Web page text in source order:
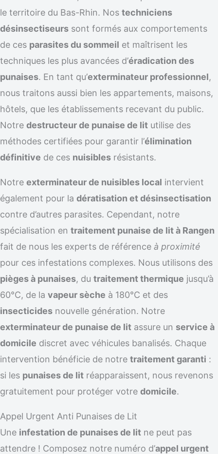
le territoire du Bas-Rhin. Nos techniciens
désinsectiseurs sont formés aux comportements
de ces parasites du sommeil et maîtrisent les
techniques les plus avancées d’éradication des
punaises. En tant qu’exterminateur professionnel,
nous traitons aussi bien les appartements, maisons,
hôtels, que les établissements recevant du public.
Notre destructeur de punaise de lit utilise des
méthodes certifiées pour garantir l’élimination
définitive de ces nuisibles résistants.
Notre exterminateur de nuisibles local intervient
également pour la dératisation et désinsectisation
contre d’autres parasites. Cependant, notre
spécialisation en traitement punaise de lit à Rangen
fait de nous les experts de référence à proximité
pour ces infestations complexes. Nous utilisons des
pièges à punaises, du traitement thermique jusqu’à
60°C, de la vapeur sèche à 180°C et des
insecticides nouvelle génération. Notre
exterminateur de punaise de lit assure un service à
domicile discret avec véhicules banalisés. Chaque
intervention bénéficie de notre traitement garanti :
si les punaises de lit réapparaissent, nous revenons
gratuitement pour protéger votre domicile.
Appel Urgent Anti Punaises de Lit
Une infestation de punaises de lit ne peut pas
attendre ! Composez notre numéro d’appel urgent